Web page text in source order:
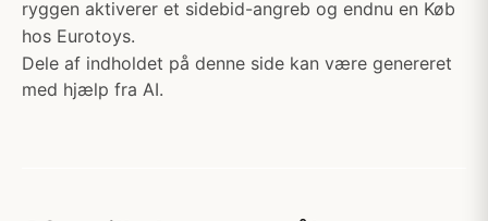
ryggen aktiverer et sidebid-angreb og endnu en Køb
hos Eurotoys.
Dele af indholdet på denne side kan være genereret
med hjælp fra AI.